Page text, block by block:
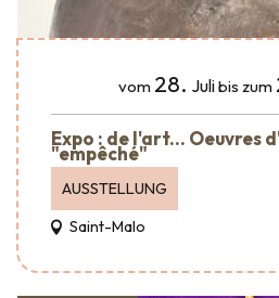
vom 28. Julibis zum
Expo : de l'art... Oeuvres
"empêché"
AUSSTELLUNG
Saint-Malo